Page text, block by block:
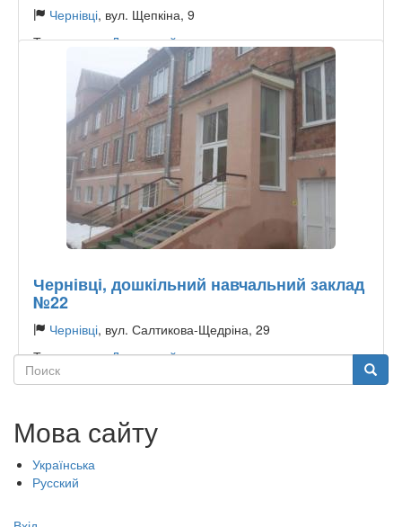
Чернівці, вул. Щепкіна, 9
Тип садочку:Державний
Чернівці, дошкільний навчальний заклад
№22
Чернівці, вул. Салтикова-Щедріна, 29
Тип садочку:Державний
Поиск Поиск
Мова сайту
Українська
Русский